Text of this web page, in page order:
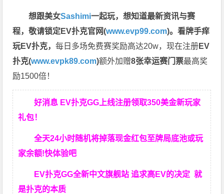
想跟美女Sashimi一起玩，想知道最新资讯与赛
程，敬请锁定EV扑克官网(www.evp99.com)。看牌手痒
玩EV扑克，每日多场免费赛奖励高达20w，现在注册EV
扑克(www.evpk89.com)额外加赠8张幸运赛门票最高奖
励1500倍！
好消息 EV扑克GG上线注册领取350美金新玩家
礼包！
全天24小时随机将掉落现金红包至牌局底池或玩
家余额!快体验吧
EV扑克GG全新中文旗舰站 追求高EV的决定就
是扑克的本质